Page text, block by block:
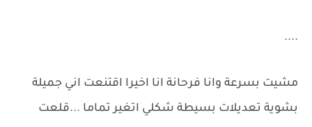
....
مشيت بسرعة وانا فرحانة انا اخيرا اقتنعت اني جميلة
بشوية تعديلات بسيطة شكلي اتغير تماما ...قلعت